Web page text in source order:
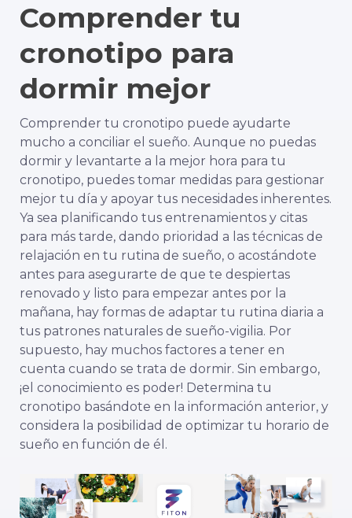
Comprender tu
cronotipo para
dormir mejor
Comprender tu cronotipo puede ayudarte
mucho a conciliar el sueño. Aunque no puedas
dormir y levantarte a la mejor hora para tu
cronotipo, puedes tomar medidas para gestionar
mejor tu día y apoyar tus necesidades inherentes.
Ya sea planificando tus entrenamientos y citas
para más tarde, dando prioridad a las técnicas de
relajación en tu rutina de sueño, o acostándote
antes para asegurarte de que te despiertas
renovado y listo para empezar antes por la
mañana, hay formas de adaptar tu rutina diaria a
tus patrones naturales de sueño-vigilia. Por
supuesto, hay muchos factores a tener en
cuenta cuando se trata de dormir. Sin embargo,
¡el conocimiento es poder! Determina tu
cronotipo basándote en la información anterior, y
considera la posibilidad de optimizar tu horario de
sueño en función de él.